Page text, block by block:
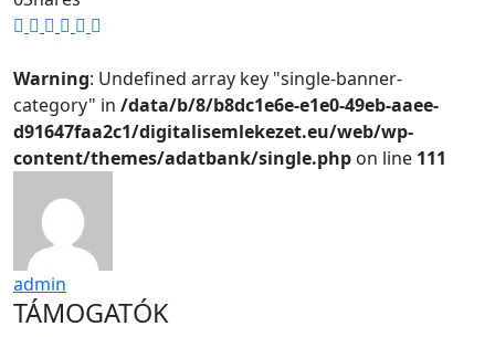
Warning: Undefined array key "single-banner-
category" in /data/b/8/b8dc1e6e-e1e0-49eb-aaee-
d91647faa2c1/digitalisemlekezet.eu/web/wp-
content/themes/adatbank/single.php on line 111
admin
TÁMOGATÓK